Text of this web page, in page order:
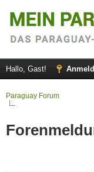
Hallo, Gast!
Paraguay Forum